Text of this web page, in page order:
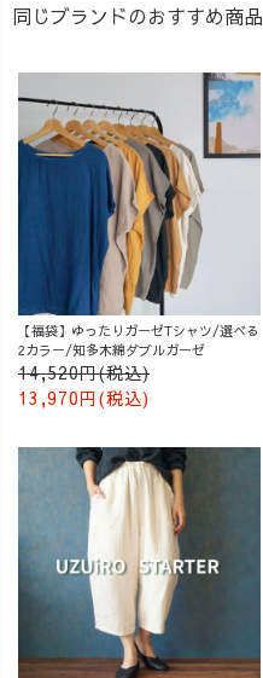
同じブランドのおすすめ商品
【福袋】ゆったりガーゼTシャツ/選べる
2カラー/知多木綿ダブルガーゼ
14,520円(税込)
13,970円(税込)